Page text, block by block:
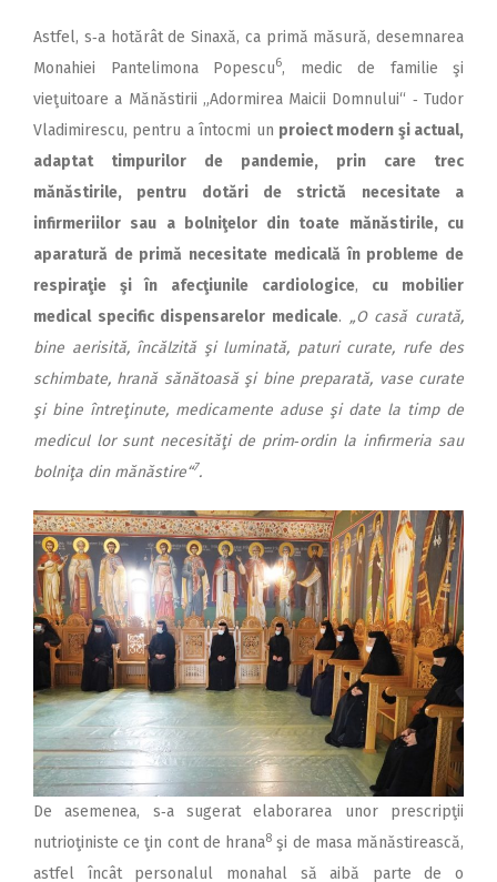
Astfel, s‑a hotărât de Sinaxă, ca primă măsură, desemnarea
Monahiei Pantelimona Popescu6, medic de familie şi
vieţuitoare a Mănăstirii „Adormirea Maicii Domnului“ ‑ Tudor
Vladimirescu, pentru a întocmi un proiect modern şi actual,
adaptat timpurilor de pandemie, prin care trec
mănăstirile, pentru dotări de strictă necesitate a
infirmeriilor sau a bolniţelor din toate mănăstirile, cu
aparatură de primă necesitate medicală în probleme de
respiraţie şi în afecţiunile cardiologice, cu mobilier
medical specific dispensarelor medicale. „O casă curată,
bine aerisită, încălzită şi luminată, paturi curate, rufe des
schimbate, hrană sănătoasă şi bine preparată, vase curate
şi bine întreţinute, medicamente aduse şi date la timp de
medicul lor sunt necesităţi de prim‑ordin la infirmeria sau
bolniţa din mănăstire“7.
De asemenea, s‑a sugerat elaborarea unor prescripţii
nutrioţiniste ce ţin cont de hrana8 şi de masa mănăstirească,
astfel încât personalul monahal să aibă parte de o